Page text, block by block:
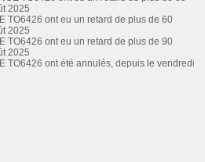
2025
TO6426 ont eu un retard de plus de 60
2025
TO6426 ont eu un retard de plus de 90
2025
TO6426 ont été annulés, depuis le vendredi